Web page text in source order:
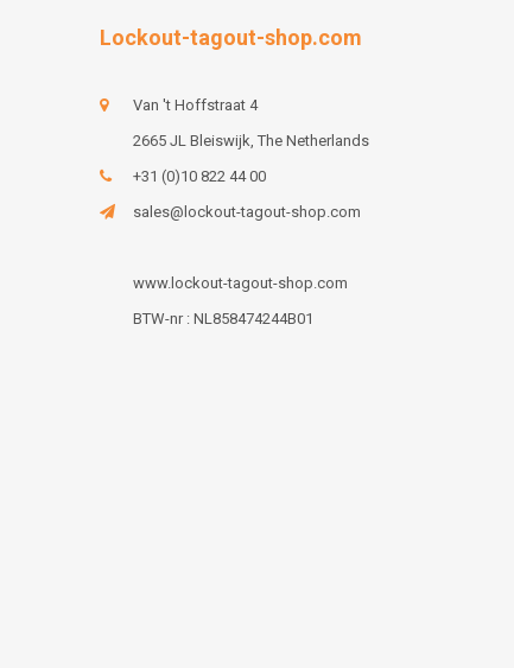
Lockout-tagout-shop.com
Van 't Hoffstraat 4
2665 JL Bleiswijk, The Netherlands
+31 (0)10 822 44 00
sales@lockout-tagout-shop.com
www.lockout-tagout-shop.com
BTW-nr : NL858474244B01